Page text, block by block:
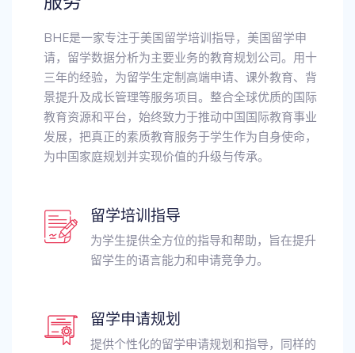
BHE是一家专注于美国留学培训指导，美国留学申
请，留学数据分析为主要业务的教育规划公司。用十
三年的经验，为留学生定制高端申请、课外教育、背
景提升及成长管理等服务项目。整合全球优质的国际
教育资源和平台，始终致力于推动中国国际教育事业
发展，把真正的素质教育服务于学生作为自身使命，
为中国家庭规划并实现价值的升级与传承。
留学培训指导
为学生提供全方位的指导和帮助，旨在提升
留学生的语言能力和申请竞争力。
留学申请规划
提供个性化的留学申请规划和指导，同样的